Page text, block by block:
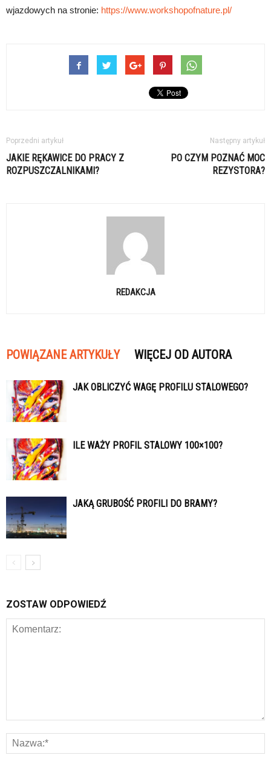
wjazdowych na stronie: https://www.workshopofnature.pl/
Poprzedni artykuł
JAKIE RĘKAWICE DO PRACY Z
ROZPUSZCZALNIKAMI?
Następny artykuł
PO CZYM POZNAĆ MOC
REZYSTORA?
REDAKCJA
POWIĄZANE ARTYKUŁY WIĘCEJ OD AUTORA
JAK OBLICZYĆ WAGĘ PROFILU STALOWEGO?
ILE WAŻY PROFIL STALOWY 100×100?
JAKĄ GRUBOŚĆ PROFILI DO BRAMY?
ZOSTAW ODPOWIEDŹ